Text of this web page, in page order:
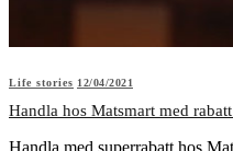
Life stories 12/04/2021
Handla hos Matsmart med
Handla med superrabatt hos